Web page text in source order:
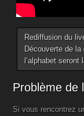
Rediffusion du
Découverte de
l’alphabet seront
Problème de
Si vous rencontrez